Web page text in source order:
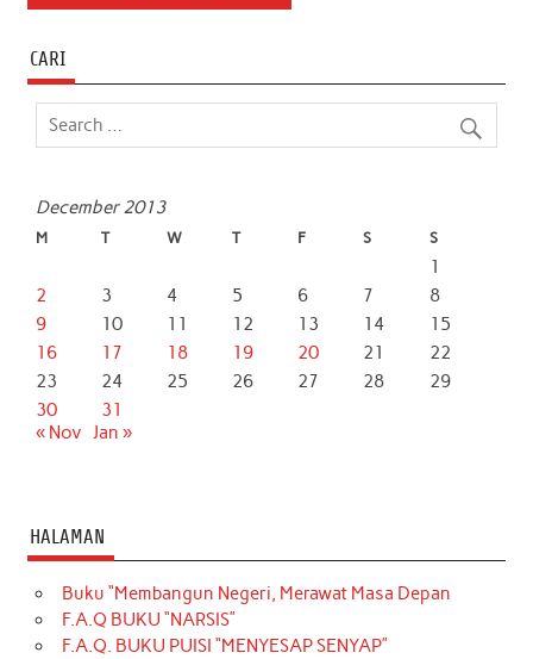
CARI
December 2013
M T W T F S S
1
2
3 4 5 6 7
8
9
10 11 12 13 14
15
16
17 18 19 20 21
22
23
24 25 26 27 28
29
30
31
« Nov
Jan »
HALAMAN
Buku “Membangun Negeri, Merawat Masa Depan
F.A.Q BUKU “NARSIS”
F.A.Q. BUKU PUISI “MENYESAP SENYAP”